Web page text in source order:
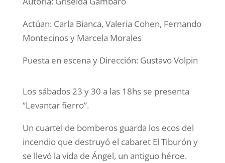
Actúan: Carla Bianca, Valeria Cohen, Fernando
Montecinos y Marcela Morales
Puesta en escena y Dirección: Gustavo Volpin
Los sábados 23 y 30 a las 18hs se presenta
“Levantar fierro”.
Un cuartel de bomberos guarda los ecos del
incendio que destruyó el cabaret El Tiburón y
se llevó la vida de Ángel, un antiguo héroe.